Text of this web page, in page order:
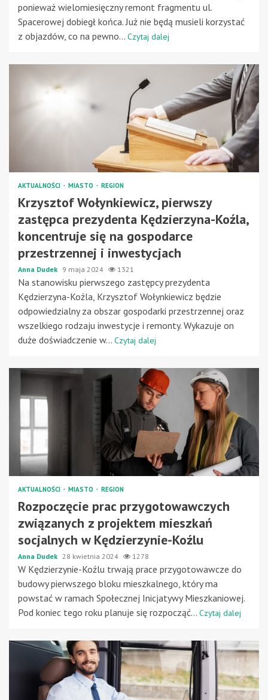
ponieważ wielomiesięczny remont fragmentu ul.
Spacerowej dobiegł końca. Już nie będą musieli korzystać
z objazdów, co na pewno... Czytaj dalej
AKTUALNOŚCI MIASTO REGION
Krzysztof Wołynkiewicz, pierwszy
zastępca prezydenta Kędzierzyna-Koźla,
koncentruje się na gospodarce
przestrzennej i inwestycjach
Anna Dudek 9 maja 2024 1321
Na stanowisku pierwszego zastępcy prezydenta
Kędzierzyna-Koźla, Krzysztof Wołynkiewicz będzie
odpowiedzialny za obszar gospodarki przestrzennej oraz
wszelkiego rodzaju inwestycje i remonty. Wykazuje on
duże doświadczenie w... Czytaj dalej
AKTUALNOŚCI MIASTO REGION
Rozpoczęcie prac przygotowawczych
związanych z projektem mieszkań
socjalnych w Kędzierzynie-Koźlu
Anna Dudek 28 kwietnia 2024 1278
W Kędzierzynie-Koźlu trwają prace przygotowawcze do
budowy pierwszego bloku mieszkalnego, który ma
powstać w ramach Społecznej Inicjatywy Mieszkaniowej.
Pod koniec tego roku planuje się rozpocząć... Czytaj dalej